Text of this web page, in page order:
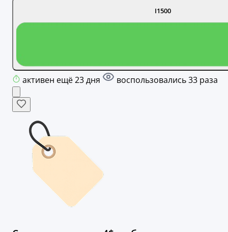
I1500
активен ещё 23 дня воспользовались 33 раза